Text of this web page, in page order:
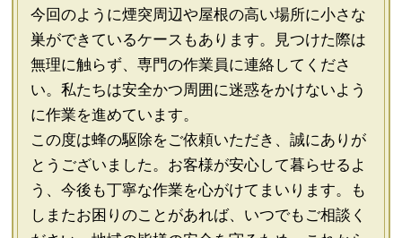
今回のように煙突周辺や屋根の高い場所に小さな
巣ができているケースもあります。見つけた際は
無理に触らず、専門の作業員に連絡してくださ
い。私たちは安全かつ周囲に迷惑をかけないよう
に作業を進めています。
この度は蜂の駆除をご依頼いただき、誠にありが
とうございました。お客様が安心して暮らせるよ
う、今後も丁寧な作業を心がけてまいります。も
しまたお困りのことがあれば、いつでもご相談く